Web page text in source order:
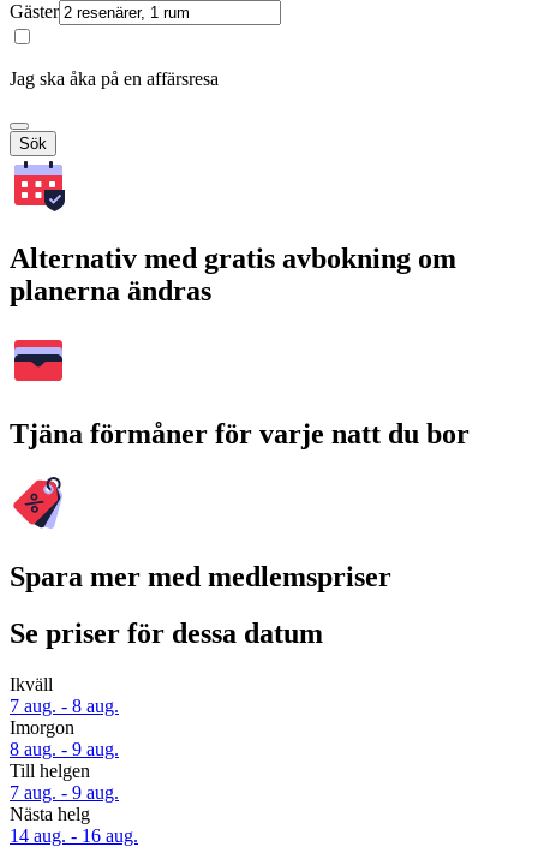
Gäster
Jag ska åka på en affärsresa
Sök
Alternativ med gratis avbokning om
planerna ändras
Tjäna förmåner för varje natt du bor
Spara mer med medlemspriser
Se priser för dessa datum
Ikväll
7 aug. - 8 aug.
Imorgon
8 aug. - 9 aug.
Till helgen
7 aug. - 9 aug.
Nästa helg
14 aug. - 16 aug.